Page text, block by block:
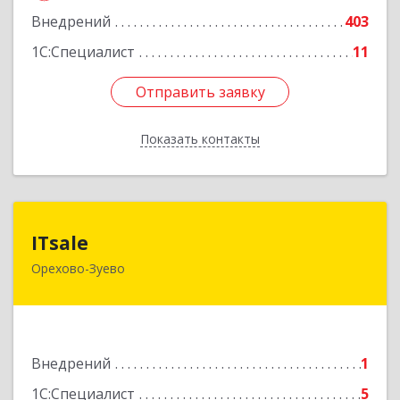
Внедрений
403
1С:Специалист
11
Отправить заявку
Показать контакты
Отправить заявку
Назад
ITsale
Орехово-Зуево
Внедрений
1
1С:Специалист
5
142611, Московская обл, Орехово-Зуевский г.о.,